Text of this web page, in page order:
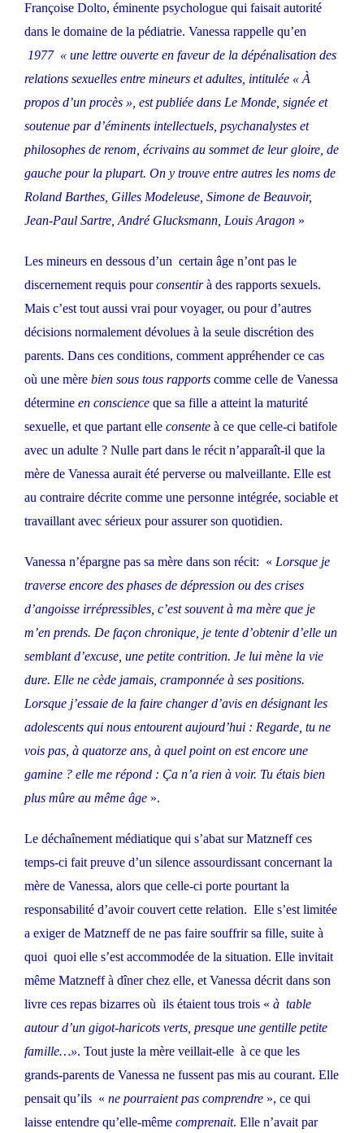
Françoise Dolto, éminente psychologue qui faisait autorité
dans le domaine de la pédiatrie. Vanessa rappelle qu’en
1977 « une lettre ouverte en faveur de la dépénalisation des
relations sexuelles entre mineurs et adultes, intitulée « À
propos d’un procès », est publiée dans Le Monde, signée et
soutenue par d’éminents intellectuels, psychanalystes et
philosophes de renom, écrivains au sommet de leur gloire, de
gauche pour la plupart. On y trouve entre autres les noms de
Roland Barthes, Gilles Modeleuse, Simone de Beauvoir,
Jean-Paul Sartre, André Glucksmann, Louis Aragon »
Les mineurs en dessous d’un certain âge n’ont pas le
discernement requis pourconsentirà des rapports sexuels.
Mais c’est tout aussi vrai pour voyager, ou pour d’autres
décisions normalement dévolues à la seule discrétion des
parents. Dans ces conditions, comment appréhender ce cas
où une mère bien sous tous rapports comme celle de Vanessa
détermine en conscience que sa fille a atteint la maturité
sexuelle, et que partant elle consente à ce que celle-ci batifole
avec un adulte ? Nulle part dans le récit n’apparaît-il que la
mère de Vanessa aurait été perverse ou malveillante. Elle est
au contraire décrite comme une personne intégrée, sociable et
travaillant avec sérieux pour assurer son quotidien.
Vanessa n’épargne pas sa mère dans son récit: « Lorsque je
traverse encore des phases de dépression ou des crises
d’angoisse irrépressibles, c’est souvent à ma mère que je
m’en prends. De façon chronique, je tente d’obtenir d’elle un
semblant d’excuse, une petite contrition. Je lui mène la vie
dure. Elle ne cède jamais, cramponnée à ses positions.
Lorsque j’essaie de la faire changer d’avis en désignant les
adolescents qui nous entourent aujourd’hui : Regarde, tu ne
vois pas, à quatorze ans, à quel point on est encore une
gamine ? elle me répond : Ça n’a rien à voir. Tu étais bien
plus mûre au même âge ».
Le déchaînement médiatique qui s’abat sur Matzneff ces
temps-ci fait preuve d’un silence assourdissant concernant la
mère de Vanessa, alors que celle-ci porte pourtant la
responsabilité d’avoir couvert cette relation. Elle s’est limitée
a exiger de Matzneff de ne pas faire souffrir sa fille, suite à
quoi quoi elle s’est accommodée de la situation. Elle invitait
même Matzneff à dîner chez elle, et Vanessa décrit dans son
livre ces repas bizarres où ils étaient tous trois « à table
autour d’un gigot-haricots verts, presque une gentille petite
famille…». Tout juste la mère veillait-elle à ce que les
grands-parents de Vanessa ne fussent pas mis au courant. Elle
pensait qu’ils « ne pourraient pas comprendre », ce qui
laisse entendre qu’elle-même comprenait. Elle n’avait par